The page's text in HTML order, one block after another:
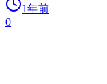
1年前
0